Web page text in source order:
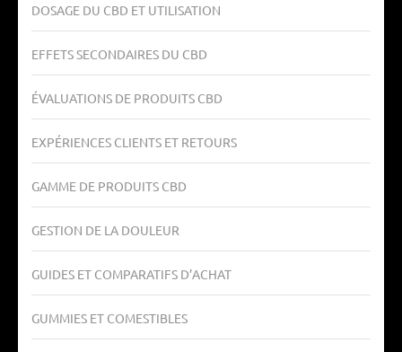
DOSAGE DU CBD ET UTILISATION
EFFETS SECONDAIRES DU CBD
ÉVALUATIONS DE PRODUITS CBD
EXPÉRIENCES CLIENTS ET RETOURS
GAMME DE PRODUITS CBD
GESTION DE LA DOULEUR
GUIDES ET COMPARATIFS D’ACHAT
GUMMIES ET COMESTIBLES